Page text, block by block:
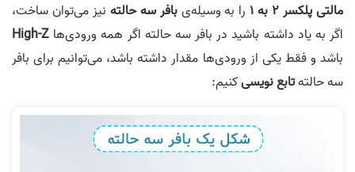
مالتی پلکسر 2 به 1 را به وسیله‌یبافر سه حالته نیز می‌توان ساخت،
اگر به یاد داشته باشید در بافر سه حالته اگر همه ورودی‌ها High-Z
باشد و فقط یکی از ورودی‌ها مقدار داشته باشد، می‌توانیم برای بافر
سه حالتهتابع نویسیکنیم: